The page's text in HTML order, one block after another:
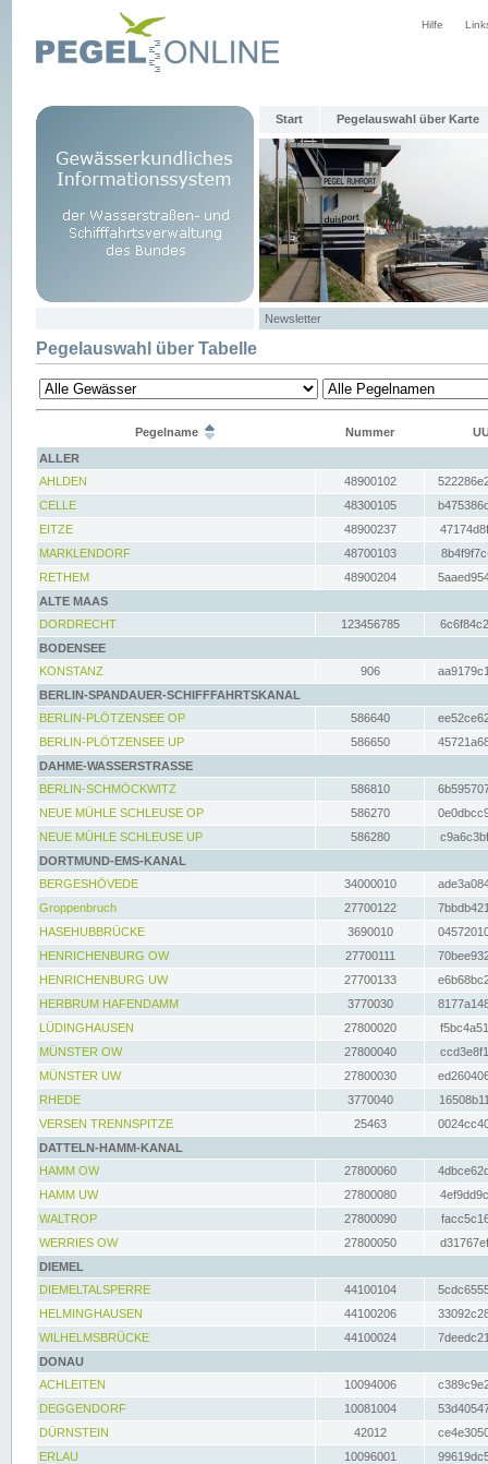
Hilfe
Start Pegelauswahl über Karte
Newsletter
Pegelauswahl über Tabelle
Pegelname Nummer
ALLER
AHLDEN
48900102
CELLE
48300105
EITZE
48900237
MARKLENDORF
48700103
RETHEM
48900204
ALTE MAAS
DORDRECHT
123456785
BODENSEE
KONSTANZ
906
BERLIN-SPANDAUER-SCHIFFFAHRTSKANAL
BERLIN-PLÖTZENSEE OP
586640
BERLIN-PLÖTZENSEE UP
586650
DAHME-WASSERSTRASSE
BERLIN-SCHMÖCKWITZ
586810
NEUE MÜHLE SCHLEUSE OP
586270
NEUE MÜHLE SCHLEUSE UP
586280
DORTMUND-EMS-KANAL
BERGESHÖVEDE
34000010
Groppenbruch
27700122
HASEHUBBRÜCKE
3690010
HENRICHENBURG OW
27700111
HENRICHENBURG UW
27700133
HERBRUM HAFENDAMM
3770030
LÜDINGHAUSEN
27800020
MÜNSTER OW
27800040
MÜNSTER UW
27800030
RHEDE
3770040
VERSEN TRENNSPITZE
25463
DATTELN-HAMM-KANAL
HAMM OW
27800060
HAMM UW
27800080
WALTROP
27800090
WERRIES OW
27800050
DIEMEL
DIEMELTALSPERRE
44100104
HELMINGHAUSEN
44100206
WILHELMSBRÜCKE
44100024
DONAU
ACHLEITEN
10094006
DEGGENDORF
10081004
DÜRNSTEIN
42012
ERLAU
10096001